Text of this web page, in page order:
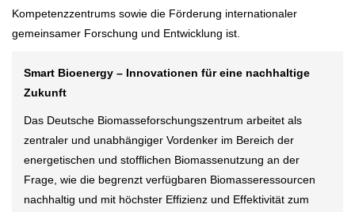
Kompetenzzentrums sowie die Förderung internationaler
gemeinsamer Forschung und Entwicklung ist.
Smart Bioenergy – Innovationen für eine nachhaltige
Zukunft
Das Deutsche Biomasseforschungszentrum arbeitet als
zentraler und unabhängiger Vordenker im Bereich der
energetischen und stofflichen Biomassenutzung an der
Frage, wie die begrenzt verfügbaren Biomasseressourcen
nachhaltig und mit höchster Effizienz und Effektivität zum